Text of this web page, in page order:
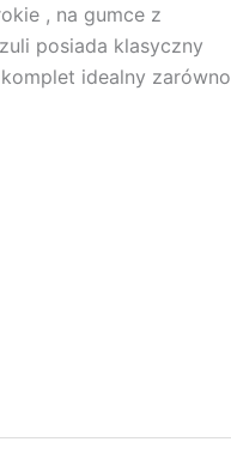
, na gumce z
posiada klasyczny
idealny zarówno